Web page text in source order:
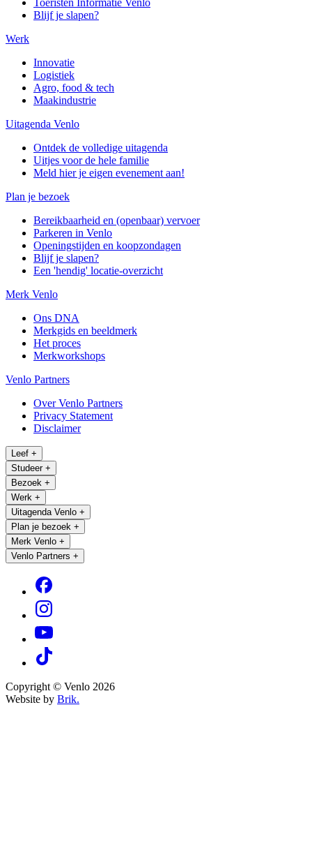
Toeristen Informatie Venlo
Blijf je slapen?
Werk
Innovatie
Logistiek
Agro, food & tech
Maakindustrie
Uitagenda Venlo
Ontdek de volledige uitagenda
Uitjes voor de hele familie
Meld hier je eigen evenement aan!
Plan je bezoek
Bereikbaarheid en (openbaar) vervoer
Parkeren in Venlo
Openingstijden en koopzondagen
Blijf je slapen?
Een 'hendig' locatie-overzicht
Merk Venlo
Ons DNA
Merkgids en beeldmerk
Het proces
Merkworkshops
Venlo Partners
Over Venlo Partners
Privacy Statement
Disclaimer
Leef +
Studeer +
Bezoek +
Werk +
Uitagenda Venlo +
Plan je bezoek +
Merk Venlo +
Venlo Partners +
Copyright © Venlo 2026
Website by Brik.